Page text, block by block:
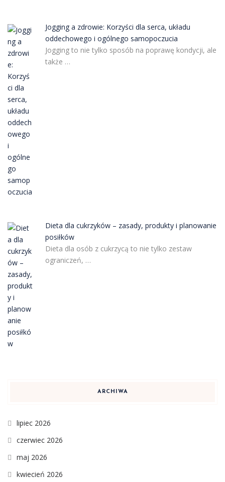
Jogging a zdrowie: Korzyści dla serca, układu
oddechowego i ogólnego samopoczucia
Jogging to nie tylko sposób na poprawę kondycji, ale
także …
Dieta dla cukrzyków – zasady, produkty i planowanie
posiłków
Dieta dla osób z cukrzycą to nie tylko zestaw
ograniczeń, …
ARCHIWA
lipiec 2026
czerwiec 2026
maj 2026
kwiecień 2026